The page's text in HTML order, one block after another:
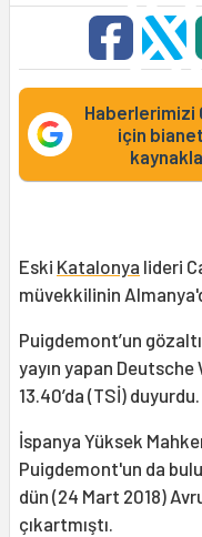
Haberlerimizi
için
Eski Katalonya lideri
müvekkilinin
Puigdemont’un
yayın yapan
13.40’da (TSİ) duyurdu.
İspanya Yüksek
Puigdemont'un da
dün (24 Mart 2018)
çıkartmıştı.